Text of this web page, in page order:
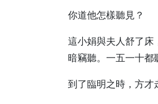
你道他怎樣聽見？
這小娟與夫人舒了床
暗竊聽。一五一十都
到了臨明之時，方才